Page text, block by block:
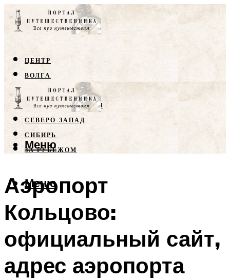
ЦЕНТР
ВОЛГА
КРЫМ
СЕВЕРНЫЙ КАВКАЗ
СЕВЕРО-ЗАПАД
СИБИРЬ
ЗА РУБЕЖОМ
Меню
Меню
Аэропорт
Кольцово:
официальный сайт,
адрес аэропорта